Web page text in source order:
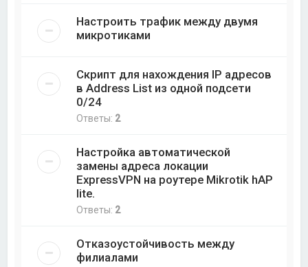
Настроить трафик между двумя
микротиками
Скрипт для нахождения IP адресов
в Address List из одной подсети
0/24
Ответы: 2
Настройка автоматической
замены адреса локации
ExpressVPN на роутере Mikrotik hAP
lite.
Ответы: 2
Отказоустойчивость между
филиалами